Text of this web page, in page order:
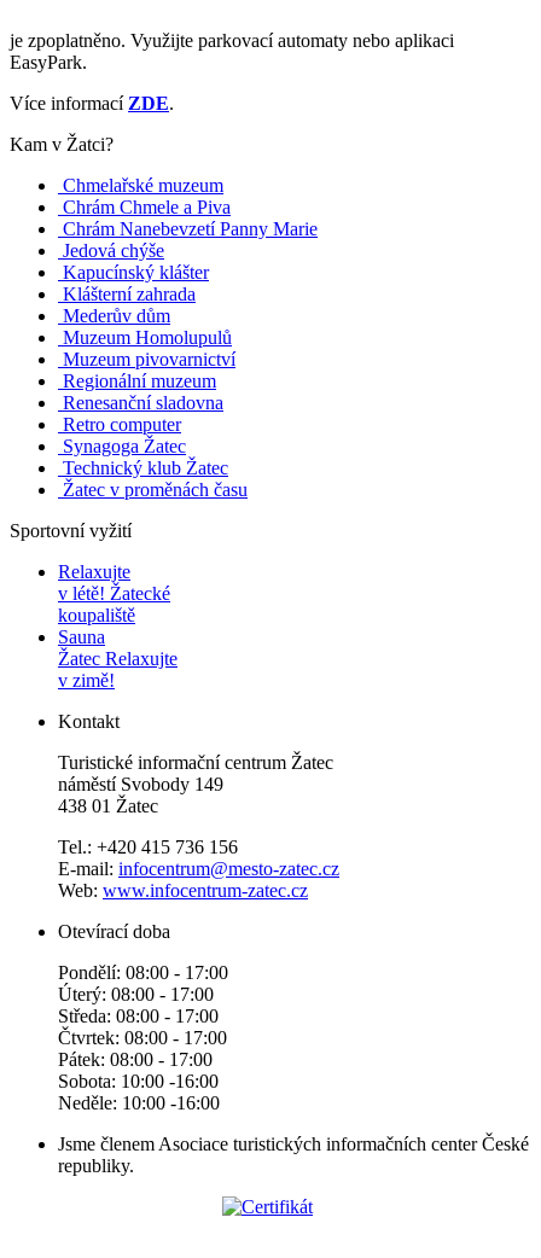
je zpoplatněno. Využijte parkovací automaty nebo aplikaci
EasyPark.
Více informací ZDE.
Kam v Žatci?
Chmelařské muzeum
Chrám Chmele a Piva
Chrám Nanebevzetí Panny Marie
Jedová chýše
Kapucínský klášter
Klášterní zahrada
Mederův dům
Muzeum Homolupulů
Muzeum pivovarnictví
Regionální muzeum
Renesanční sladovna
Retro computer
Synagoga Žatec
Technický klub Žatec
Žatec v proměnách času
Sportovní vyžití
Relaxujte
v létě! Žatecké
koupaliště
Sauna
Žatec Relaxujte
v zimě!
Kontakt
Turistické informační centrum Žatec
náměstí Svobody 149
438 01 Žatec
Tel.: +420 415 736 156
E-mail: infocentrum@mesto-zatec.cz
Web: www.infocentrum-zatec.cz
Otevírací doba
Pondělí: 08:00 - 17:00
Úterý: 08:00 - 17:00
Středa: 08:00 - 17:00
Čtvrtek: 08:00 - 17:00
Pátek: 08:00 - 17:00
Sobota: 10:00 -16:00
Neděle: 10:00 -16:00
Jsme členem Asociace turistických informačních center České
republiky.